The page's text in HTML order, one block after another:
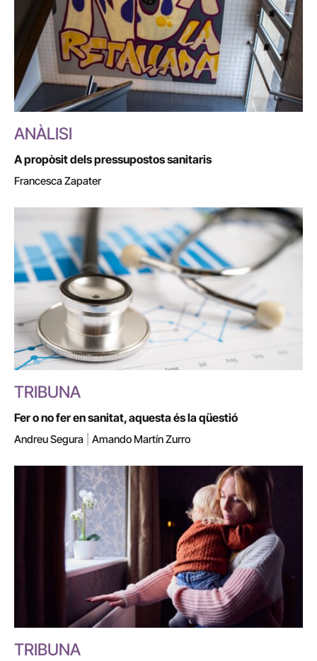
ANÀLISI
A propòsit dels pressupostos sanitaris
Francesca Zapater
TRIBUNA
Fer o no fer en sanitat, aquesta és la qüestió
Andreu Segura Amando Martín Zurro
TRIBUNA